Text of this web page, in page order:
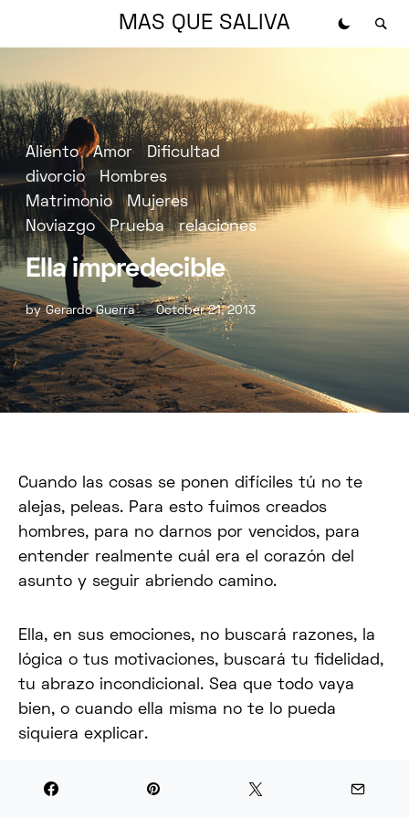
MAS QUE SALIVA
Aliento Amor
Dificultad
divorcio
Hombres
Matrimonio
Mujeres
Noviazgo
Prueba relaciones
Ella impredecible
by Gerardo Guerra October 21, 2013
Cuando las cosas se ponen difíciles tú no te
alejas, peleas. Para esto fuimos creados
hombres, para no darnos por vencidos, para
entender realmente cuál era el corazón del
asunto y seguir abriendo camino.
Ella, en sus emociones, no buscará razones, la
lógica o tus motivaciones, buscará tu fidelidad,
tu abrazo incondicional. Sea que todo vaya
bien, o cuando ella misma no te lo pueda
siquiera explicar.
Las cosas no siempre estarán a tu favor, a